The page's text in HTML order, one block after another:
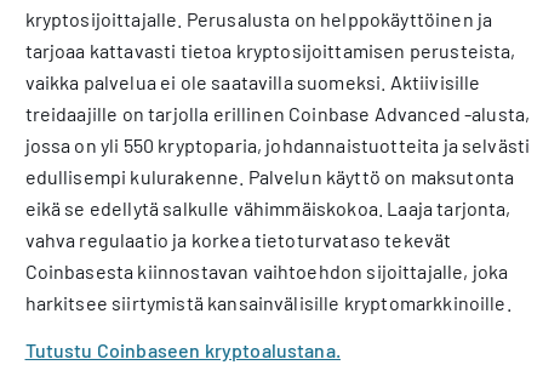
kryptosijoittajalle. Perusalusta on helppokäyttöinen ja
tarjoaa kattavasti tietoa kryptosijoittamisen perusteista,
vaikka palvelua ei ole saatavilla suomeksi. Aktiivisille
treidaajille on tarjolla erillinen Coinbase Advanced -alusta,
jossa on yli 550 kryptoparia, johdannaistuotteita ja selvästi
edullisempi kulurakenne. Palvelun käyttö on maksutonta
eikä se edellytä salkulle vähimmäiskokoa. Laaja tarjonta,
vahva regulaatio ja korkea tietoturvataso tekevät
Coinbasesta kiinnostavan vaihtoehdon sijoittajalle, joka
harkitsee siirtymistä kansainvälisille kryptomarkkinoille.
Tutustu Coinbaseen kryptoalustana.